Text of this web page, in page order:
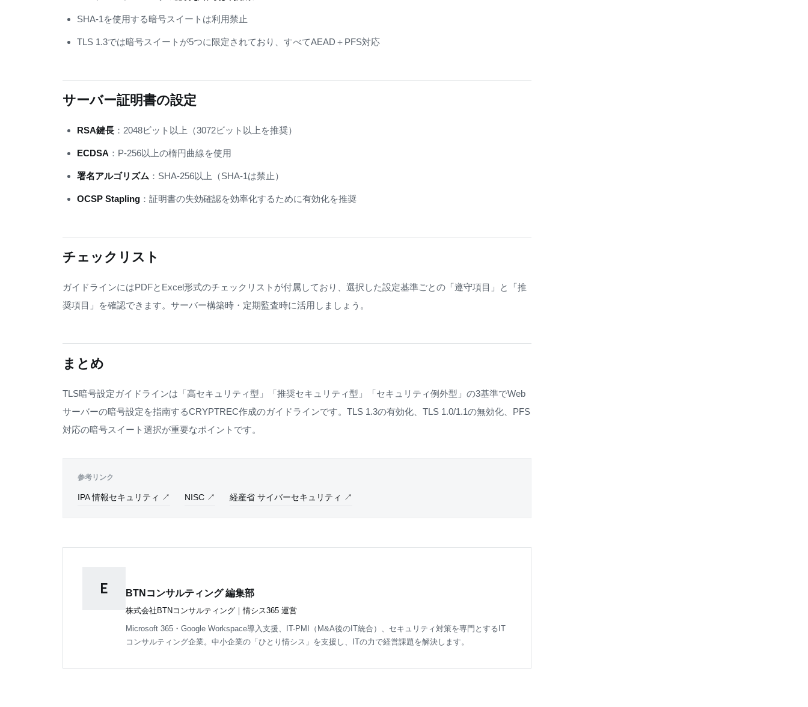
SHA-1を使用する暗号スイートは利用禁止
TLS 1.3では暗号スイートが5つに限定されており、すべてAEAD＋PFS対応
サーバー証明書の設定
RSA鍵長 ：2048ビット以上（3072ビット以上を推奨）
ECDSA ：P-256以上の楕円曲線を使用
署名アルゴリズム ：SHA-256以上（SHA-1は禁止）
OCSP Stapling ：証明書の失効確認を効率化するために有効化を推奨
チェックリスト
ガイドラインにはPDFとExcel形式のチェックリストが付属しており、選択した設定基準ごとの「遵守項目」と「推
奨項目」を確認できます。サーバー構築時・定期監査時に活用しましょう。
まとめ
TLS暗号設定ガイドラインは「高セキュリティ型」「推奨セキュリティ型」「セキュリティ例外型」の3基準でWeb
サーバーの暗号設定を指南するCRYPTREC作成のガイドラインです。TLS 1.3の有効化、TLS 1.0/1.1の無効化、PFS
対応の暗号スイート選択が重要なポイントです。
参考リンク
IPA 情報セキュリティ ↗ NISC ↗ 経産省 サイバーセキュリティ ↗
E BTNコンサルティング 編集部
株式会社BTNコンサルティング｜情シス365 運営
Microsoft 365・Google Workspace導入支援、IT-PMI（M&A後のIT統合）、セキュリティ対策を専門とするIT
コンサルティング企業。中小企業の「ひとり情シス」を支援し、ITの力で経営課題を解決します。